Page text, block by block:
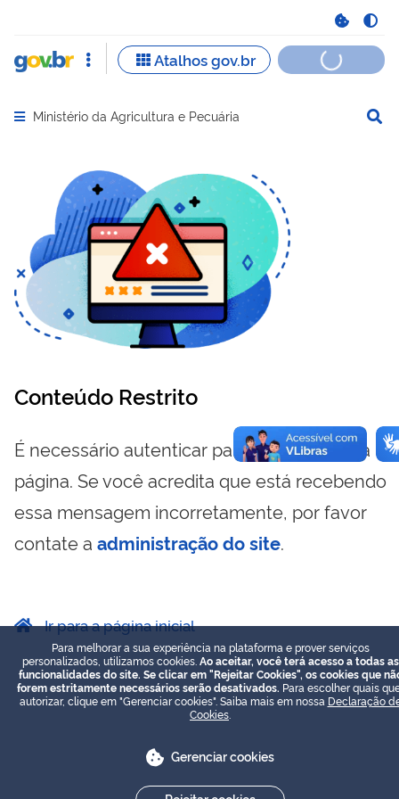
Abrir menu principal de navegação
Ministério da Agricultura e Pecuária
Conteúdo Restrito
É necessário autenticar para visualizar essa
página. Se você acredita que está recebendo
essa mensagem incorretamente, por favor
contate a administração do site.
Ir para a página inicial
Para melhorar a sua experiência na plataforma e prover serviços
personalizados, utilizamos cookies. Ao aceitar, você terá acesso a todas as
funcionalidades do site. Se clicar em "Rejeitar Cookies", os cookies que
forem estritamente necessários serão desativados. Para escolher quais
autorizar, clique em "Gerenciar cookies". Saiba mais em nossa Declaração
Cookies
Gerenciar cookies